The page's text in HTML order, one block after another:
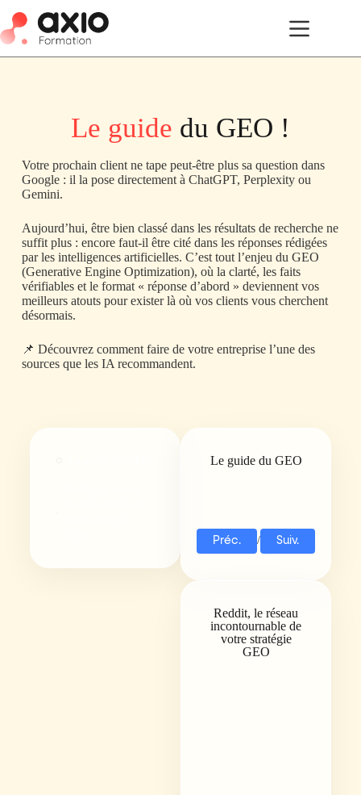
Le guide du GEO !
Votre prochain client ne tape peut-être plus sa question dans
Google : il la pose directement à ChatGPT, Perplexity ou
Gemini.
Aujourd’hui, être bien classé dans les résultats de recherche ne
suffit plus : encore faut-il être cité dans les réponses rédigées
par les intelligences artificielles. C’est tout l’enjeu du GEO
(Generative Engine Optimization), où la clarté, les faits
vérifiables et le format « réponse d’abord » deviennent vos
meilleurs atouts pour exister là où vos clients vous cherchent
désormais.
📌 Découvrez comment faire de votre entreprise l’une des
sources que les IA recommandent.
Le guide du GEO
Préc. / Suiv.
Reddit, le réseau
incontournable de
votre stratégie
GEO